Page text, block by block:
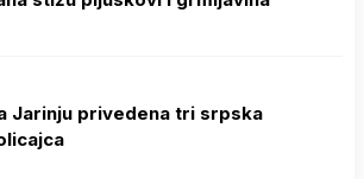
Јarinju privedena tri srpska